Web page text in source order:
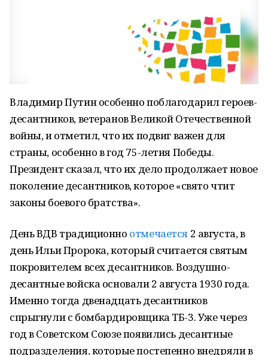
Владимир Путин особенно поблагодарил героев-
десантников, ветеранов Великой Отечественной
войны, и отметил, что их подвиг важен для
страны, особенно в год 75-летия Победы.
Президент сказал, что их дело продолжает новое
поколение десантников, которое «свято чтит
законы боевого братства».
День ВДВ традиционно отмечается 2 августа, в
день Ильи Пророка, который считается святым
покровителем всех десантников. Воздушно-
десантные войска основали 2 августа 1930 года.
Именно тогда двенадцать десантников
спрыгнули с бомбардировщика ТБ-3. Уже через
год в Советском Союзе появились десантные
подразделения, которые постепенно внедряли в